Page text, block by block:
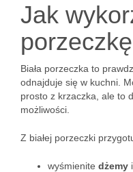
Jak
Biała porzeczka to
odnajduje się w kuchni.
prosto z krzaczka, ale to
możliwości.
Z białej porzeczki
wyśmienite dżemy